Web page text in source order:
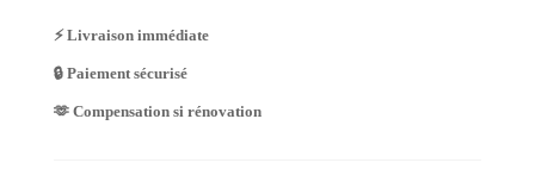
⚡ Livraison immédiate
🔒 Paiement sécurisé
🫶 Compensation si rénovation